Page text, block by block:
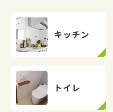
キッチン
トイレ